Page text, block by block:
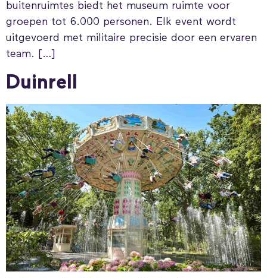
buitenruimtes biedt het museum ruimte voor
groepen tot 6.000 personen. Elk event wordt
uitgevoerd met militaire precisie door een ervaren
team. […]
Duinrell